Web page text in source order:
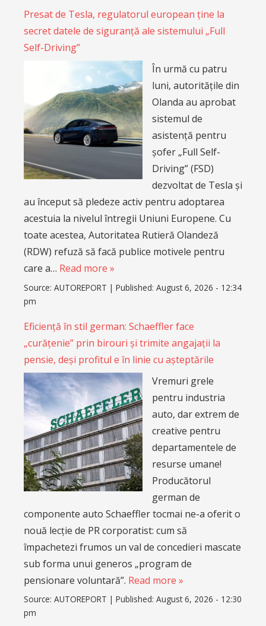
Presat de Tesla, regulatorul european ține la
secret datele de siguranță ale sistemului „Full
Self-Driving”
În urmă cu patru
luni, autoritățile din
Olanda au aprobat
sistemul de
asistență pentru
șofer „Full Self-
Driving” (FSD)
dezvoltat de Tesla și
au început să pledeze activ pentru adoptarea
acestuia la nivelul întregii Uniuni Europene. Cu
toate acestea, Autoritatea Rutieră Olandeză
(RDW) refuză să facă publice motivele pentru
care a… Read more »
Source: AUTOREPORT | Published: August 6, 2026 - 12:34
pm
Eficiență în stil german: Schaeffler face
„curățenie” prin birouri și trimite angajații la
pensie, deși profitul e în linie cu așteptările
Vremuri grele
pentru industria
auto, dar extrem de
creative pentru
departamentele de
resurse umane!
Producătorul
german de
componente auto Schaeffler tocmai ne-a oferit o
nouă lecție de PR corporatist: cum să
împachetezi frumos un val de concedieri mascate
sub forma unui generos „program de
pensionare voluntară”. Read more »
Source: AUTOREPORT | Published: August 6, 2026 - 12:30
pm